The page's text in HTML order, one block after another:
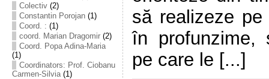
Colectiv(2)
Constantin Porojan(1)
Coord. : (1)
coord. Marian Dragomir(2)
Coord. Popa Adina-Maria
(1)
Coordinators: Prof. Ciobanu
Carmen-Silvia(1)
să realizeze
în profunzime,
pe care le [...]